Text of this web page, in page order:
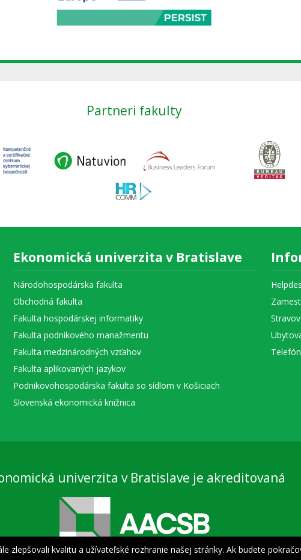
Partneri fakulty
Ekonomická univerzita v Bratislave
Národohospodárska fakulta
Obchodná fakulta
Fakulta hospodárskej informatiky
Fakulta podnikového manažmentu
Fakulta medzinárodných vzťahov
Fakulta aplikovaných jazykov
Podnikovohospodárska fakulta so sídlom v Košiciach
Slovenská ekonomická knižnica
univerzita v Bratislave je akreditovaná
zlepšovali kvalitu a užívateľské rozhranie našej stránky. Ak budete